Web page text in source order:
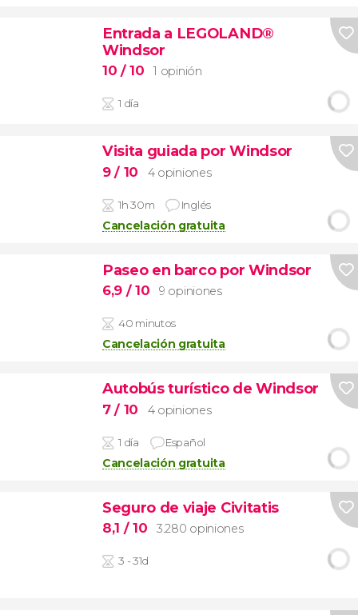
Entrada a LEGOLAND®
Windsor
10 / 10 1 opinión
1 día
Visita guiada por Windsor
9/ 10 4 opiniones
1h 30m Inglés
Cancelación gratuita
Paseo en barco por Windsor
6,9 / 10 9 opiniones
40 minutos
Cancelación gratuita
Autobús turístico de Windsor
7/ 10 4 opiniones
1 día Español
Cancelación gratuita
Seguro de viaje Civitatis
8,1 / 10 3.280 opiniones
3 - 31d